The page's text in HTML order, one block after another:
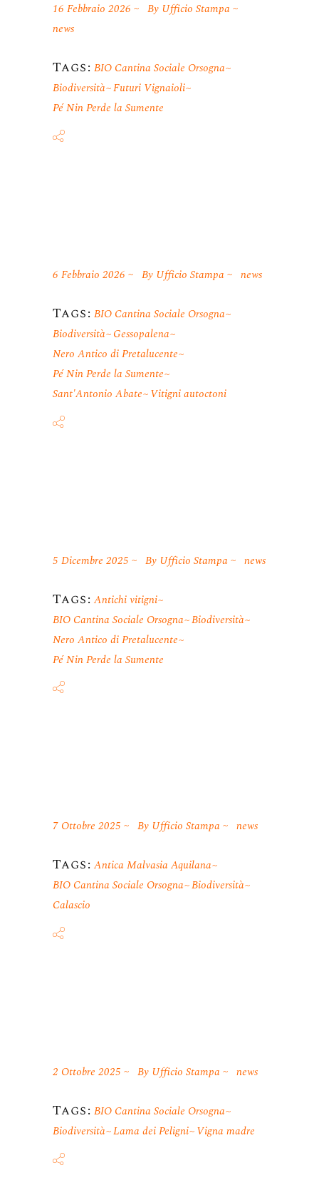
16 Febbraio 2026 By Ufficio Stampa
news
Tags: BIO Cantina Sociale Orsogna
Biodiversità Futuri Vignaioli
Pé Nin Perde la Sumente
6 Febbraio 2026 By Ufficio Stampa news
Tags: BIO Cantina Sociale Orsogna
Biodiversità Gessopalena
Nero Antico di Pretalucente
Pé Nin Perde la Sumente
Sant'Antonio Abate Vitigni autoctoni
5 Dicembre 2025 By Ufficio Stampa news
Tags: Antichi vitigni
BIO Cantina Sociale Orsogna Biodiversità
Nero Antico di Pretalucente
Pé Nin Perde la Sumente
7 Ottobre 2025 By Ufficio Stampa news
Tags: Antica Malvasia Aquilana
BIO Cantina Sociale Orsogna Biodiversità
Calascio
2 Ottobre 2025 By Ufficio Stampa news
Tags: BIO Cantina Sociale Orsogna
Biodiversità Lama dei Peligni Vigna madre